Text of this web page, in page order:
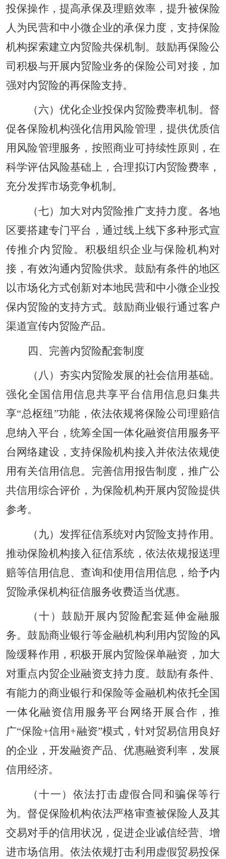
投保操作，提高承保及理赔效率，提升被保险
人为民营和中小微企业的承保力度，支持保险
机构探索建立内贸险共保机制。鼓励再保险公
司积极与开展内贸险业务的保险公司对接，加
强对内贸险的再保险支持。
（六）优化企业投保内贸险费率机制。督
促各保险机构强化信用风险管理，提供优质信
用风险管理服务，按照商业可持续性原则，在
科学评估风险基础上，合理拟订内贸险费率，
充分发挥市场竞争机制。
（七）加大对内贸险推广支持力度。各地
区要搭建专门平台，通过线上线下多种形式宣
传推介内贸险。积极组织企业与保险机构对
接，有效沟通内贸险供求。鼓励有条件的地区
以市场化方式创新对本地民营和中小微企业投
保内贸险的支持方式。鼓励商业银行通过客户
渠道宣传内贸险产品。
四、完善内贸险配套制度
（八）夯实内贸险发展的社会信用基础。
强化全国信用信息共享平台信用信息归集共
享“总枢纽”功能，依法依规将保险公司理赔信
息纳入平台，统筹全国一体化融资信用服务平
台网络建设，支持保险机构接入并依法依规使
用有关信用信息。完善信用报告制度，推广公
共信用综合评价，为保险机构开展内贸险提供
参考。
（九）发挥征信系统对内贸险支持作用。
推动保险机构接入征信系统，依法依规报送理
赔等信用信息、查询和使用信用信息，给予内
贸险承保机构征信服务收费适当优惠。
（十）鼓励开展内贸险配套延伸金融服
务。鼓励商业银行等金融机构利用内贸险的风
险缓释作用，积极开展内贸险保单融资，加大
对重点内贸企业融资支持力度。鼓励有条件、
有能力的商业银行和保险等金融机构依托全国
一体化融资信用服务平台网络开展合作，推
广“保险+信用+融资”模式，针对贸易信用良好
的企业，开发融资产品、优惠融资利率，发展
信用经济。
（十一）依法打击虚假合同和骗保等行
为。督促保险机构依法严格审查被保险人及其
交易对手的信用状况，促进企业诚信经营、增
进市场信用。依法依规打击利用虚假贸易投保